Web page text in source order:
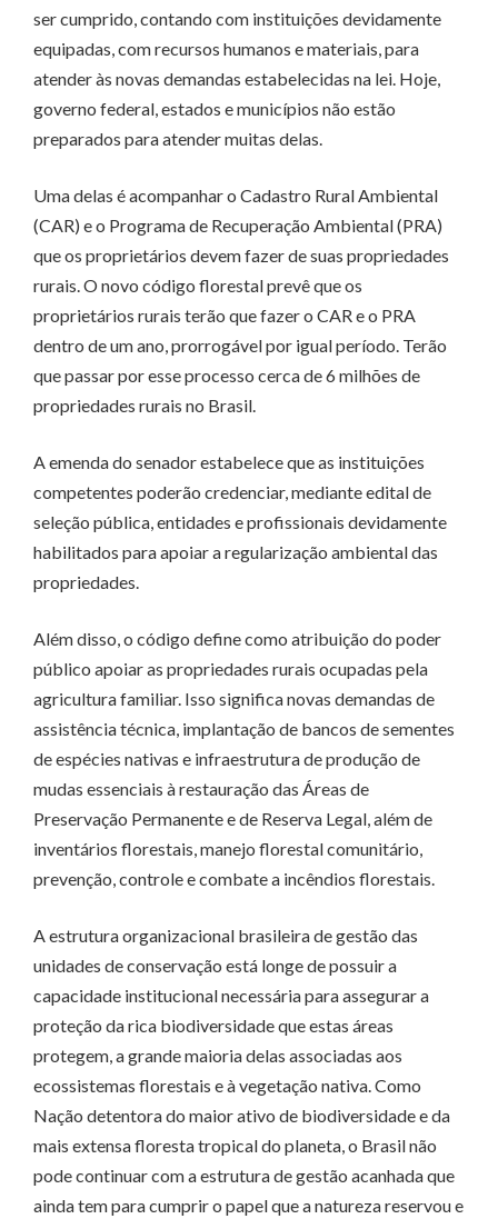
ser cumprido, contando com instituições devidamente
equipadas, com recursos humanos e materiais, para
atender às novas demandas estabelecidas na lei. Hoje,
governo federal, estados e municípios não estão
preparados para atender muitas delas.
Uma delas é acompanhar o Cadastro Rural Ambiental
(CAR) e o Programa de Recuperação Ambiental (PRA)
que os proprietários devem fazer de suas propriedades
rurais. O novo código florestal prevê que os
proprietários rurais terão que fazer o CAR e o PRA
dentro de um ano, prorrogável por igual período. Terão
que passar por esse processo cerca de 6 milhões de
propriedades rurais no Brasil.
A emenda do senador estabelece que as instituições
competentes poderão credenciar, mediante edital de
seleção pública, entidades e profissionais devidamente
habilitados para apoiar a regularização ambiental das
propriedades.
Além disso, o código define como atribuição do poder
público apoiar as propriedades rurais ocupadas pela
agricultura familiar. Isso significa novas demandas de
assistência técnica, implantação de bancos de sementes
de espécies nativas e infraestrutura de produção de
mudas essenciais à restauração das Áreas de
Preservação Permanente e de Reserva Legal, além de
inventários florestais, manejo florestal comunitário,
prevenção, controle e combate a incêndios florestais.
A estrutura organizacional brasileira de gestão das
unidades de conservação está longe de possuir a
capacidade institucional necessária para assegurar a
proteção da rica biodiversidade que estas áreas
protegem, a grande maioria delas associadas aos
ecossistemas florestais e à vegetação nativa. Como
Nação detentora do maior ativo de biodiversidade e da
mais extensa floresta tropical do planeta, o Brasil não
pode continuar com a estrutura de gestão acanhada que
ainda tem para cumprir o papel que a natureza reservou e